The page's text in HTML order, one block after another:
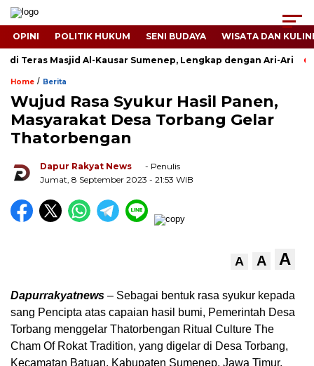
OPINI POLITIK HUKUM SENI BUDAYA WISATA DAN
Teras Masjid Al-Kausar Sumenep, Lengkap dengan Ari-Ari
Home / Berita
Wujud Rasa Syukur Hasil Panen,
Masyarakat Desa Torbang Gelar
Thatorbengan
Dapur Rakyat News
- Penulis
Jumat, 8 September 2023 - 21:53 WIB
A A A
Dapurrakyatnews – Sebagai bentuk rasa syukur kepada
sang Pencipta atas capaian hasil bumi, Pemerintah Desa
Torbang menggelar Thatorbengan Ritual Culture The
Cham Of Rokat Tradition, yang digelar di Desa Torbang,
Kecamatan Batuan, Kabupaten Sumenep, Jawa Timur.